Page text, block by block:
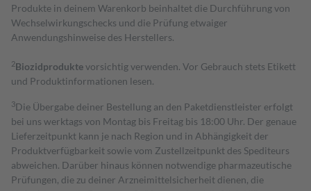
Produkte in deinem Warenkorb beinhaltet die Durchführung von
Wechselwirkungschecks und die Prüfung etwaiger
Anwendungshinweise des Herstellers.
2Biozidproduktevorsichtig verwenden. Vor Gebrauch stets Etikett
und Produktinformationen lesen.
3Die Übergabe deiner Bestellung an den Paketdienstleister erfolgt
bei uns werktags von Montag bis Freitag bis 18:00 Uhr. Der genaue
Lieferzeitpunkt kann je nach Region und in Abhängigkeit der
Produktverfügbarkeit sowie vom Zustellzeitpunkt des Spediteurs
abweichen. Darüber hinaus können notwendige pharmazeutische
Prüfungen, die zu deiner Arzneimittelsicherheit dienen, die